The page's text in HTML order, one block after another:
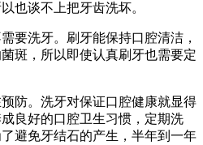
也谈不上把牙齿洗坏。
洗牙。刷牙能保持口腔清洁，
斑，所以即使认真刷牙也需要定
。洗牙对保证口腔健康就显得
良好的口腔卫生习惯，定期洗
避免牙结石的产生，半年到一年